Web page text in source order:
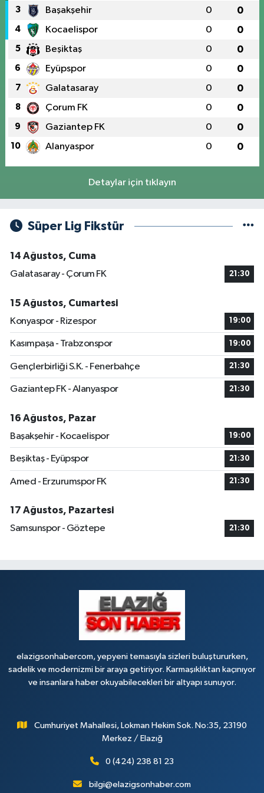
3 Başakşehir 0 0
4 Kocaelispor 0 0
5 Beşiktaş 0 0
6 Eyüpspor 0 0
7 Galatasaray 0 0
8 Çorum FK 0 0
9 Gaziantep FK 0 0
10 Alanyaspor 0 0
Detaylar için tıklayın
Süper Lig Fikstür
14 Ağustos, Cuma
Galatasaray - Çorum FK
21:30
15 Ağustos, Cumartesi
Konyaspor - Rizespor
19:00
Kasımpaşa - Trabzonspor 19:00
Gençlerbirliği S.K. - Fenerbahçe 21:30
Gaziantep FK - Alanyaspor 21:30
16 Ağustos, Pazar
Başakşehir - Kocaelispor
19:00
Beşiktaş - Eyüpspor 21:30
Amed - Erzurumspor FK 21:30
17 Ağustos, Pazartesi
Samsunspor - Göztepe
21:30
elazigsonhabercom, yepyeni temasıyla sizleri buluştururken,
sadelik ve modernizmi bir araya getiriyor. Karmaşıklıktan kaçınıyor
ve insanlara haber okuyabilecekleri bir altyapı sunuyor.
Cumhuriyet Mahallesi, Lokman Hekim Sok. No:35, 23190
Merkez / Elazığ
0 (424) 238 81 23
bilgi@elazigsonhaber.com